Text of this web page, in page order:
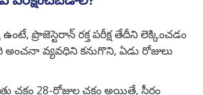
ఉంటే, ప్రొజెస్టెరాన్ రక్త పరీక్ష తేదీని లెక్కించడం
అంచనా వ్యవధిని కనుగొని, ఏడు రోజులు
28-రోజుల చక్రం అయితే, సీరం